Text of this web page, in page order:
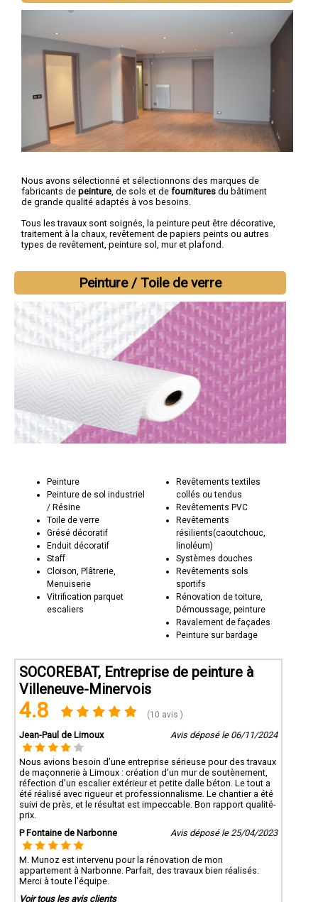
Nous avons sélectionné et sélectionnons des marques de
fabricants de peinture , de sols et de fournitures du bâtiment
de grande qualité adaptés à vos besoins.
Tous les travaux sont soignés, la peinture peut être décorative,
traitement à la chaux, revêtement de papiers peints ou autres
types de revêtement, peinture sol, mur et plafond.
Peinture / Toile de verre
Peinture
Peinture de sol industriel
/ Résine
Toile de verre
Grésé décoratif
Enduit décoratif
Staff
Cloison, Plâtrerie,
Menuiserie
Vitrification parquet
escaliers
Revêtements textiles
collés ou tendus
Revêtements PVC
Revêtements
résilients(caoutchouc,
linoléum)
Systèmes douches
Revêtements sols
sportifs
Rénovation de toiture,
Démoussage, peinture
Ravalement de façades
Peinture sur bardage
SOCOREBAT, Entreprise de peinture à
Villeneuve-Minervois
4.8 (10 avis )
Jean-Paul de Limoux Avis déposé le 06/11/2024
Nous avions besoin d’une entreprise sérieuse pour des travaux
de maçonnerie à Limoux : création d’un mur de soutènement,
réfection d’un escalier extérieur et petite dalle béton. Le tout a
été réalisé avec rigueur et professionnalisme. Le chantier a été
suivi de près, et le résultat est impeccable. Bon rapport qualité-
prix.
P Fontaine de Narbonne
Avis déposé le 25/04/2023
M. Munoz est intervenu pour la rénovation de mon
appartement à Narbonne. Parfait, des travaux bien réalisés.
Merci à toute l'équipe.
Voir tous les avis clients